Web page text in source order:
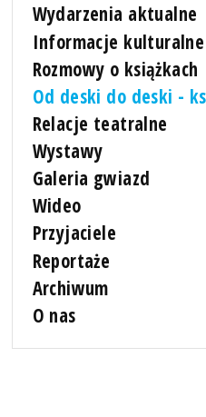
Wydarzenia aktualne
Informacje kulturalne
Rozmowy o książkach
Od deski do deski -
Relacje teatralne
Wystawy
Galeria gwiazd
Wideo
Przyjaciele
Reportaże
Archiwum
O nas